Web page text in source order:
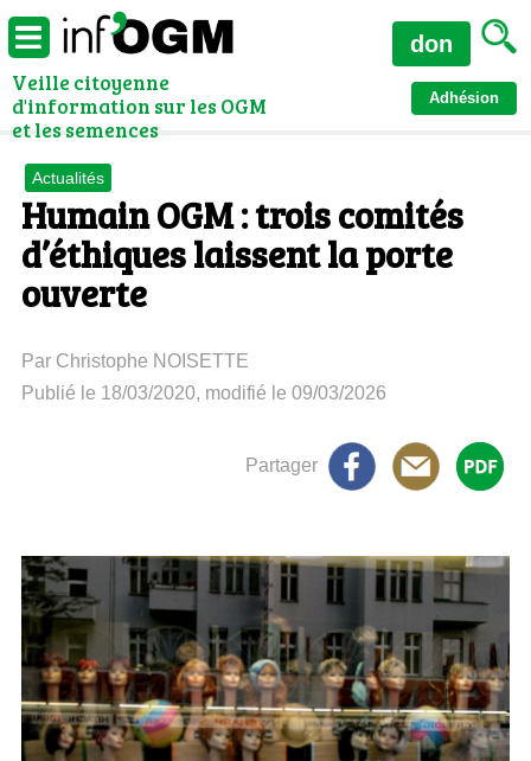
Veille citoyenne
d'information sur les OGM
et les semences
Adhésion
don
Actualités
Humain OGM : trois comités
d’éthiques laissent la porte
ouverte
Par Christophe NOISETTE
Publié le 18/03/2020, modifié le 09/03/2026
Partager